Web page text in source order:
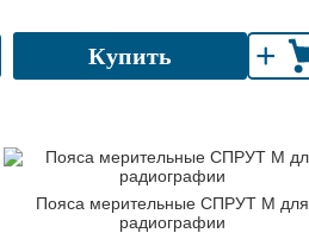
Купить +
Пояса мерительные СПРУТ М для
радиографии